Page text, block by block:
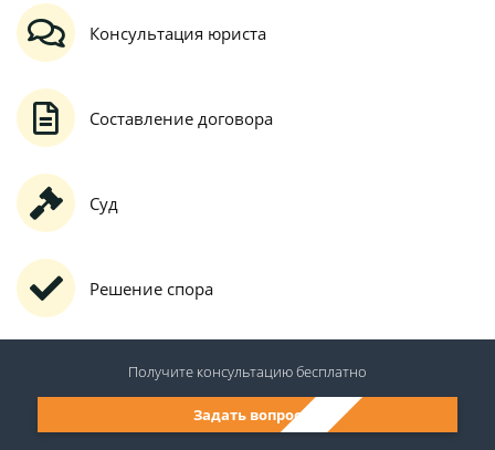
Консультация юриста
Составление договора
Суд
Решение спора
Задать вопрос
Получите консультациюбесплатно